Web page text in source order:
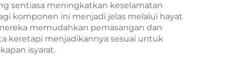
sentiasa meningkatkan keselamatan
komponen ini menjadi jelas melalui hayat
memudahkan pemasangan dan
keretapi menjadikannya sesuai untuk
isyarat.